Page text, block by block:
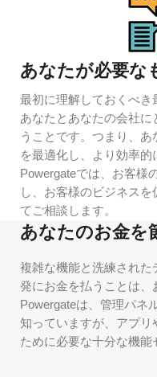
あなたが必要な
最初に理解しておくべき
あなたとあなたの会社
うことです。つまり、
を最適化し、より効率的
Powergateでは、お客様
し、お客様のビジネス
てご相談します。
あなたのお金を
複雑な機能と洗練された
発にお金を払うことは、
Powergateは、管理パネ
知っていますが、アプリ
ために必要な十分な機能